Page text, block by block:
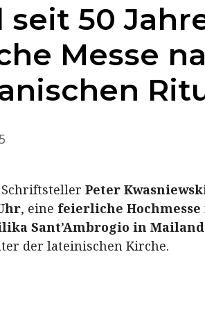
seit 50
Messe
Peter
, eine feierliche Hochmesse
Sant’Ambrogio in Mailand
der lateinischen Kirche.